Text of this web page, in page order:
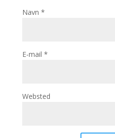
Navn *
E-mail *
Websted